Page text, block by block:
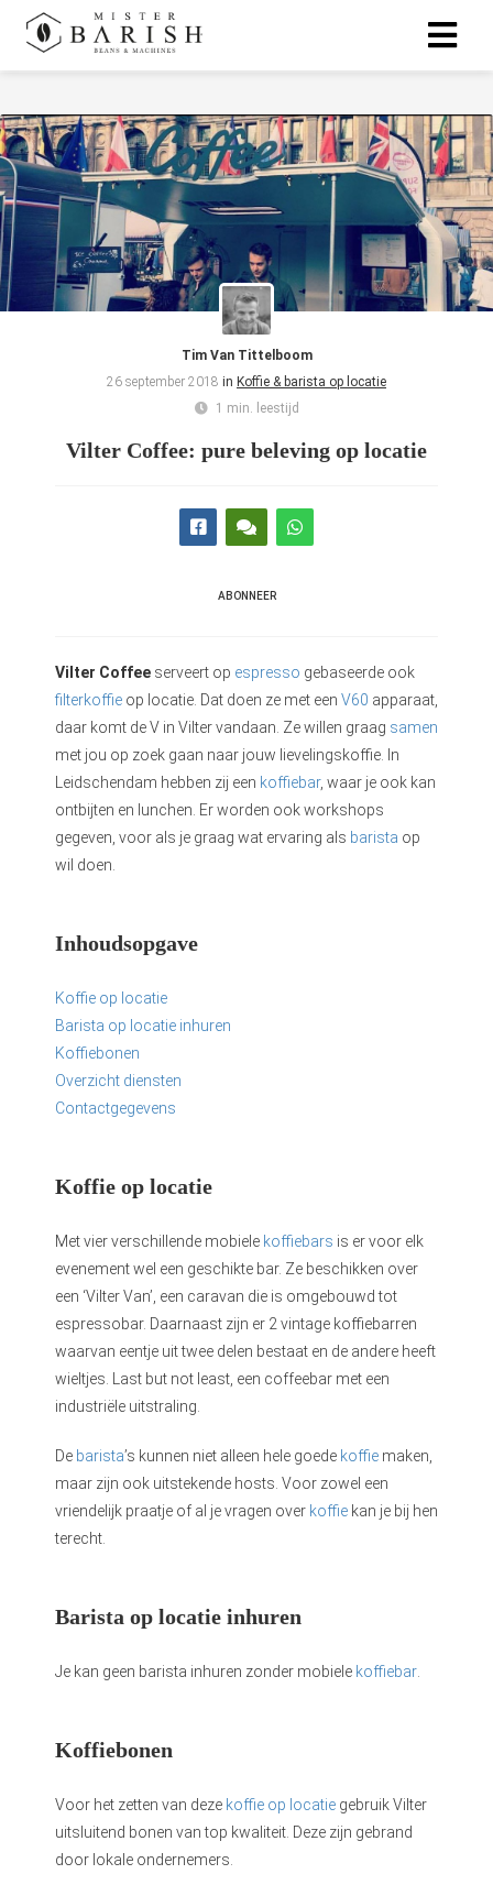
Tim Van Tittelboom
26 september 2018 in Koffie & barista op locatie
1 min. leestijd
Vilter Coffee: pure beleving op locatie
ABONNEER
Vilter Coffee serveert op espresso gebaseerde ook
filterkoffie op locatie. Dat doen ze met een V60 apparaat,
daar komt de V in Vilter vandaan. Ze willen graag samen
met jou op zoek gaan naar jouw lievelingskoffie. In
Leidschendam hebben zij een koffiebar, waar je ook kan
ontbijten en lunchen. Er worden ook workshops
gegeven, voor als je graag wat ervaring als barista op
wil doen.
Inhoudsopgave
Koffie op locatie
Barista op locatie inhuren
Koffiebonen
Overzicht diensten
Contactgegevens
Koffie op locatie
Met vier verschillende mobiele koffiebars is er voor elk
evenement wel een geschikte bar. Ze beschikken over
een ‘Vilter Van’, een caravan die is omgebouwd tot
espressobar. Daarnaast zijn er 2 vintage koffiebarren
waarvan eentje uit twee delen bestaat en de andere heeft
wieltjes. Last but not least, een coffeebar met een
industriële uitstraling.
De barista’s kunnen niet alleen hele goede koffie maken,
maar zijn ook uitstekende hosts. Voor zowel een
vriendelijk praatje of al je vragen over koffie kan je bij hen
terecht.
Barista op locatie inhuren
Je kan geen barista inhuren zonder mobiele koffiebar
Koffiebonen
Voor het zetten van deze koffie op locatie gebruik Vilter
uitsluitend bonen van top kwaliteit. Deze zijn gebrand
door lokale ondernemers.